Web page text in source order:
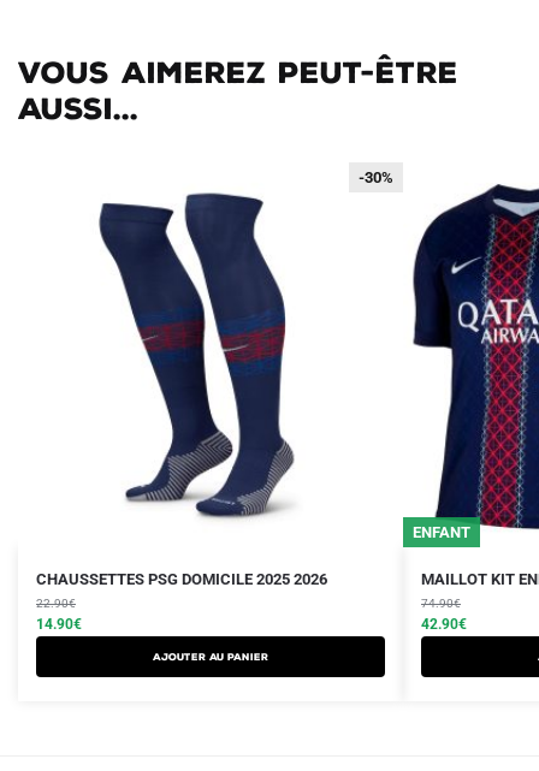
Vous aimerez peut-être
aussi...
-30%
-30%
CHAUSSETTES PSG DOMICILE 2025 2026
22.90€
Le
prix
initial
était :
14.90€
Le
prix
actuel
est :
Ajouter au panier
ENFANT
MAILLOT KIT
74.90€
Le
prix
initial
était :
42.90€
Le
prix
actuel
est :